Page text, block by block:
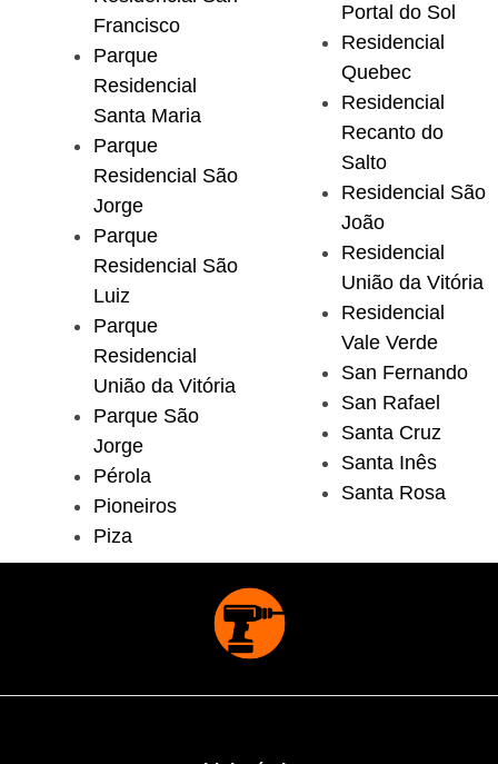
Francisco
Parque
Residencial
Santa Maria
Parque
Residencial São
Jorge
Parque
Residencial São
Luiz
Parque
Residencial
União da Vitória
Parque São
Jorge
Pérola
Pioneiros
Piza
Portal do Sol
Residencial
Quebec
Residencial
Recanto do
Salto
Residencial São
João
Residencial
União da Vitória
Residencial
Vale Verde
San Fernando
San Rafael
Santa Cruz
Santa Inês
Santa Rosa